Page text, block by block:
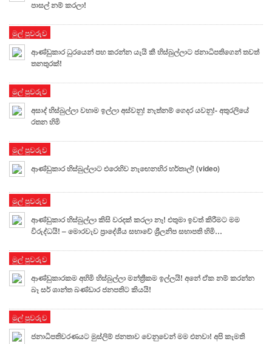
පාසල් නම් කරලා!
මුල් පුවරුව
ආණ්ඩුකාර ධුරයෙන් පහ කරන්න යැයි කී හිස්බුල්ලාට ජනාධිපතිගෙන් තවත්
තනතුරක්!
මුල් පුවරුව
අසාද් හිස්බුල්ලා වහාම ඉල්ලා අස්වනු! නැත්නම් ගෙදර යවනු!- අතුරලියේ
රතන හිමි
මුල් පුවරුව
ආණ්ඩුකාර හිස්බුල්ලාට එරෙහිව නැඟෙනහිර හර්තාල්! (video)
මුල් පුවරුව
ආණ්ඩුකාර හිස්බුල්ලා කිසි වරදක් කරලා නෑ! එතුමා ඉවත් කිරීමට මම
විරුද්ධයි! – මොරවැව ප්‍රාදේශීය සභාවේ ශ්‍රීලනිප සභාපති හිමි…
මුල් පුවරුව
ආණ්ඩුකාරකම අහිමි හිස්බුල්ලා මන්ත්‍රීකම ඉල්ලයි! අනේ ඒක නම් කරන්න
බෑ සර් ශාන්ත බණ්ඩාර ජනපතිට කියයි!
මුල් පුවරුව
ජනාධිපතිවරණයට මුස්ලිම් ජනතාව වෙනුවෙන් මම එනවා! අපි කැමති